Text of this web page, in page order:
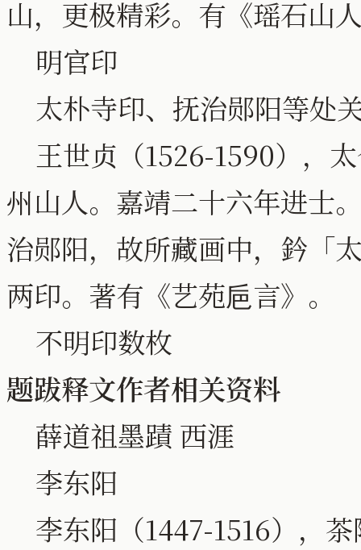
山，更极精彩。有《瑶石山
明官印
太朴寺印、抚治郧阳等处
王世贞（1526-1590），
州山人。嘉靖二十六年进士
治郧阳，故所藏画中，鈐「
两印。著有《艺苑巵言》。
不明印数枚
题跋释文作者相关资料
薛道祖墨蹟 西涯
李东阳
李东阳（1447-1516），